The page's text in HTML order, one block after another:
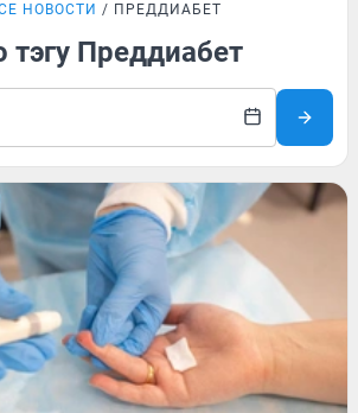
НОВОСТИ ПРЕДДИАБЕТ
тэгу Преддиабет